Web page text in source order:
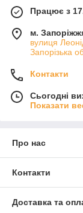
Працює з
м.
вулиця
Запорізька
Контакти
Сьогодні
Показати
Про нас
Контакти
Доставка та